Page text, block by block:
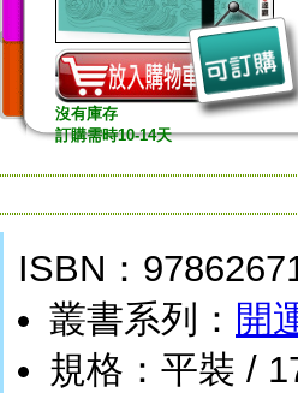
沒有庫存
訂購需時10-14天
ISBN：
叢書系列： 開
規格：平裝 /